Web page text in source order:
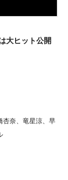
大ヒット公開
杏奈、 竜星涼、 早